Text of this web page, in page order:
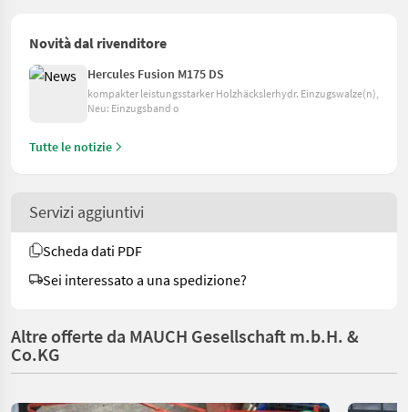
Novità dal rivenditore
Hercules Fusion M175 DS
kompakter leistungsstarker Holzhäckslerhydr. Einzugswalze(n),
Neu: Einzugsband o
Tutte le notizie
Servizi aggiuntivi
Scheda dati PDF
Sei interessato a una spedizione?
Altre offerte da MAUCH Gesellschaft m.b.H. &
Co.KG